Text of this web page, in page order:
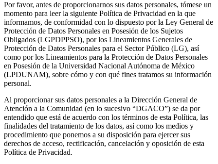
Por favor, antes de proporcionarnos sus datos personales, tómese un
momento para leer la siguiente Política de Privacidad en la que
informamos, de conformidad con lo dispuesto por la Ley General de
Protección de Datos Personales en Posesión de los Sujetos
Obligados (LGPDPPSO), por los Lineamientos Generales de
Protección de Datos Personales para el Sector Público (LG), así
como por los Lineamientos para la Protección de Datos Personales
en Posesión de la Universidad Nacional Autónoma de México
(LPDUNAM), sobre cómo y con qué fines tratamos su información
personal.
Al proporcionar sus datos personales a la Dirección General de
Atención a la Comunidad (en lo sucesivo “DGACO”) se da por
entendido que está de acuerdo con los términos de esta Política, las
finalidades del tratamiento de los datos, así como los medios y
procedimiento que ponemos a su disposición para ejercer sus
derechos de acceso, rectificación, cancelación y oposición de esta
Política de Privacidad.